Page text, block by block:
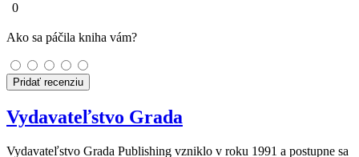
0
Ako sa páčila kniha vám?
Pridať recenziu
Vydavateľstvo Grada
Vydavateľstvo Grada Publishing vzniklo v roku 1991 a postupne sa